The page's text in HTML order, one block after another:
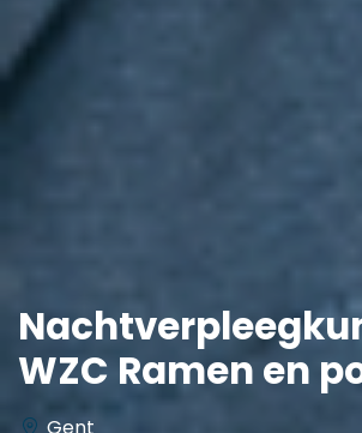
WZC Ramen en